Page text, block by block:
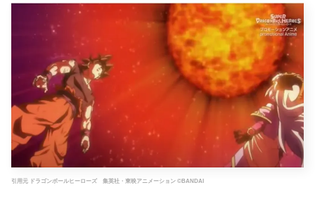
引用元 ドラゴンボールヒーローズ 集英社・東映アニメーション ©BANDAI